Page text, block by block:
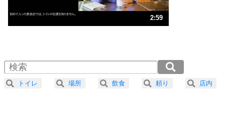
ストレス対策
人生、なんとかなるもの。
気楽に生きる30の方法
4 器の大きい人は、怒りを優しさで表現する。
2:59
2.0倍速 （352KB 1分29秒）
2.5倍速 （281KB 1分11秒）
3.0倍速 （235KB 59秒）
トイレ 場所 飲食 頼り 店内